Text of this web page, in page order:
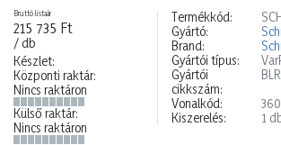
Bruttó listaár
215 735 Ft
/ db
Készlet:
Központi raktár:
Nincs raktáron
Külső raktár:
Nincs raktáron
Termékkód:
Gyártó:
Brand:
Gyártói típus:
Gyártói
cikkszám:
Vonalkód:
Kiszerelés:
1